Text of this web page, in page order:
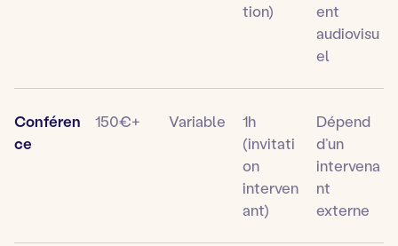
tion)
ent
audiovisu
el
Conféren
ce
150€+ Variable
1h
(invitati
on
interven
ant)
Dépend
d’un
intervena
nt
externe